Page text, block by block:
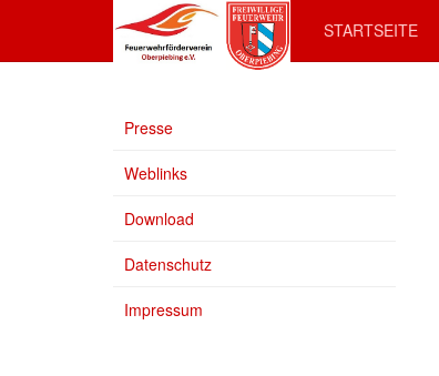
STARTSEITE
Presse
Weblinks
Download
Datenschutz
Impressum